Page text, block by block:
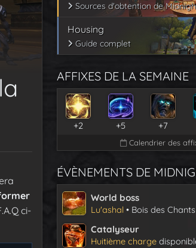
ci-
Sources d'obtention de
Housing
Guide complet
AFFIXES DE LA SEMAINE
+2 +5 +7
Calendrier des
ÉVÈNEMENTS DE
World boss
Lu'ashal • Bois des
Catalyseur
Huitième charge